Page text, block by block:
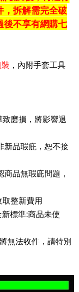
，拆解需完全破
後不享有網購七
，內附手套工具
磨損，將影響退
新品瑕疪，恕不接
品無瑕庛問題，
整新費用
標準:商品未使
無法收件，請特別